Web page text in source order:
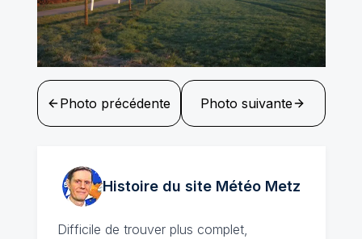
Photo précédente Photo suivante
Histoire du site MétéoMetz
Difficile de trouver plus complet,